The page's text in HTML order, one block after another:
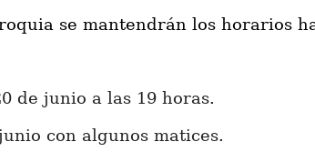
se mantendrán los horarios
de junio a las 19 horas.
con algunos matices.